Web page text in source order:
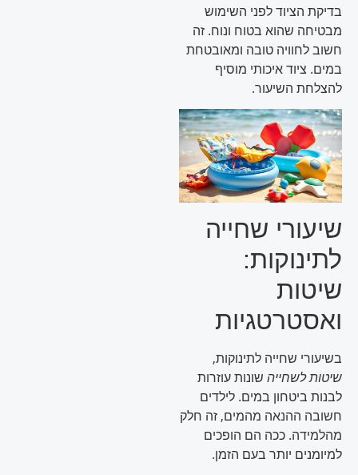
בדיקת הציוד לפני השימוש
מבטיחה שהוא בטוח ונוח. זה
חשוב לחוויה טובה ומאובטחת
במים. ציוד איכותי מוסיף
להצלחת השיעור.
שיעורי שחייה
לתינוקות:
שיטות
ואסטרטגיות
בשיעורי שחייה לתינוקות,
שיטות לשחייהשונות עוזרות
לבנות ביטחון במים. לילדים
חשובה ההנאה מהמים, זה חלק
מהלמידה. ככה הם הופכים
למיומנים יותר בעם הזמן.